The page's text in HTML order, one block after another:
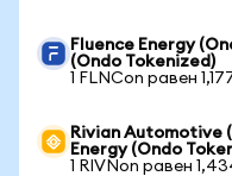
Fluence Energy
(Ondo Tokenized)
1 FLNCon равен
Rivian Automotive
Energy (Ondo
1 RIVNon равен